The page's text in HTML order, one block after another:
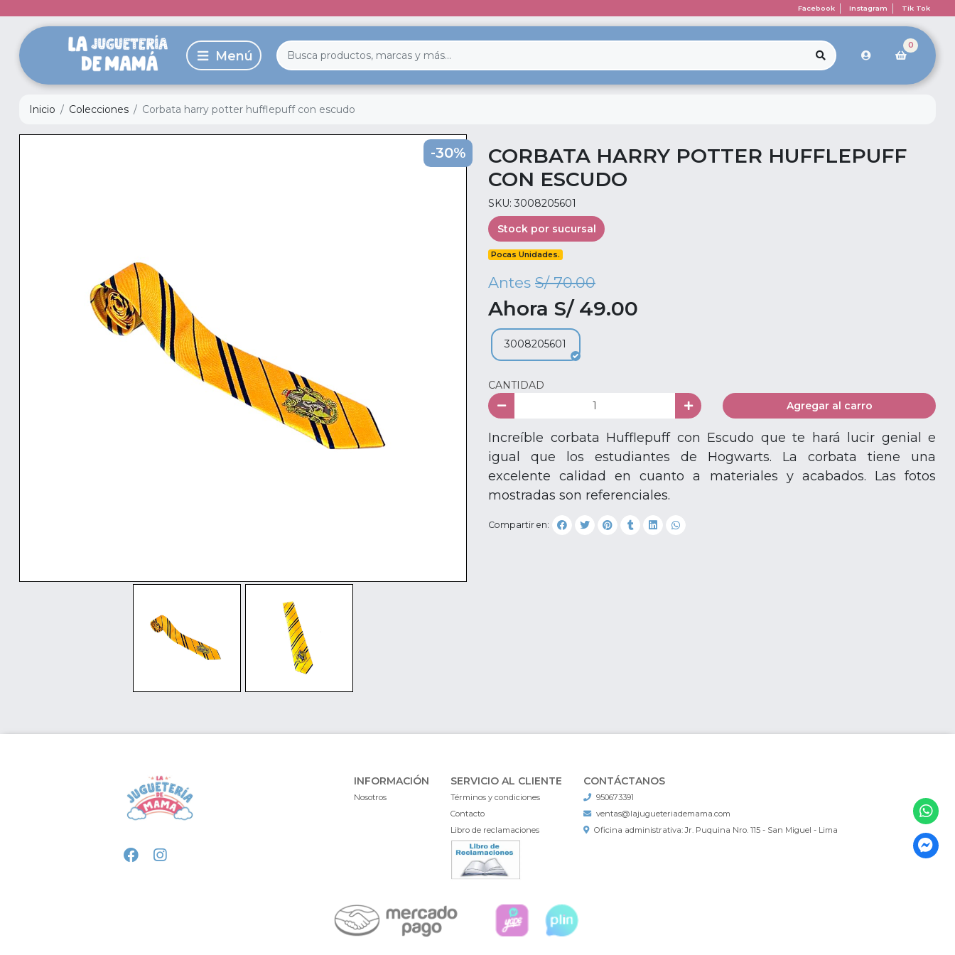
Facebook Instagram Tik Tok
0
Inicio Colecciones Corbata harry potter hufflepuff con escudo
-30%
CORBATA HARRY POTTER HUFFLEPUFF
CON ESCUDO
SKU: 3008205601
Stock por sucursal
Pocas Unidades.
Antes S/ 70.00
Ahora S/ 49.00
3008205601
CANTIDAD
Agregar al carro
Increíble corbata Hufflepuff con Escudo que te hará lucir genial e
igual que los estudiantes de Hogwarts. La corbata tiene una
excelente calidad en cuanto a materiales y acabados. Las fotos
mostradas son referenciales.
Compartir en:
INFORMACIÓN
Nosotros
SERVICIO AL CLIENTE
Términos y condiciones
Contacto
Libro de reclamaciones
CONTÁCTANOS
950673391
ventas@lajugueteriademama.com
Oficina administrativa: Jr. Puquina Nro. 115 - San Miguel - Lima